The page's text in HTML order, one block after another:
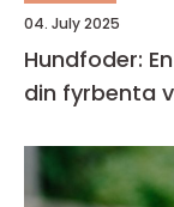
04. July 2025
Hundfoder:
din fyrbenta